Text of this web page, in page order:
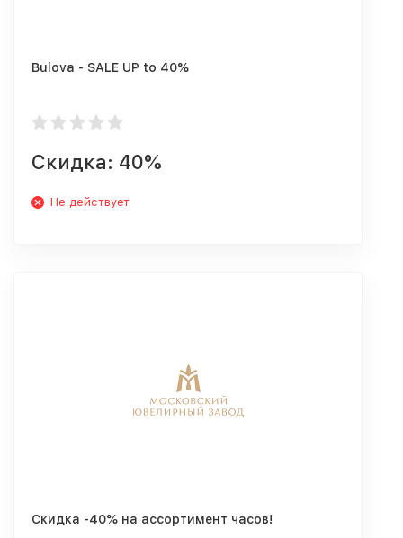
Bulova - SALE UP to 40%
Скидка: 40%
Не действует
Скидка -40% на ассортимент часов!